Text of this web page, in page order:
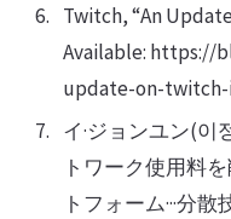
Twitch, “An
Available: https://
update-on-
イ·ジョンユン(이
トワーク使用料
トフォーム···分